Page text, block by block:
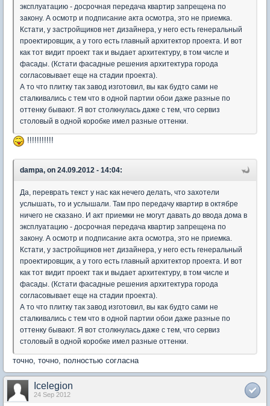
эксплуатацию - досрочная передача квартир запрещена по
закону. А осмотр и подписание акта осмотра, это не приемка.
Кстати, у застройщиков нет дизайнера, у него есть генеральный
проектировщик, а у того есть главный архитектор проекта. И вот
как тот видит проект так и выдает архитектуру, в том числе и
фасады. (Кстати фасадные решения архитектура города
согласовывает еще на стадии проекта).
А то что плитку так завод изготовил, вы как будто сами не
сталкивались с тем что в одной партии обои даже разные по
оттенку бывают. Я вот столкнулась даже с тем, что сервиз
столовый в одной коробке имел разные оттенки.
!!!!!!!!!!!
dampa, on 24.09.2012 - 14:04:
Да, переврать текст у нас как нечего делать, что захотели
услышать, то и услышали. Там про передачу квартир в октябре
ничего не сказано. И акт приемки не могут давать до ввода дома в
эксплуатацию - досрочная передача квартир запрещена по
закону. А осмотр и подписание акта осмотра, это не приемка.
Кстати, у застройщиков нет дизайнера, у него есть генеральный
проектировщик, а у того есть главный архитектор проекта. И вот
как тот видит проект так и выдает архитектуру, в том числе и
фасады. (Кстати фасадные решения архитектура города
согласовывает еще на стадии проекта).
А то что плитку так завод изготовил, вы как будто сами не
сталкивались с тем что в одной партии обои даже разные по
оттенку бывают. Я вот столкнулась даже с тем, что сервиз
столовый в одной коробке имел разные оттенки.
точно, точно, полностью согласна
Icelegion
24 Sep 2012